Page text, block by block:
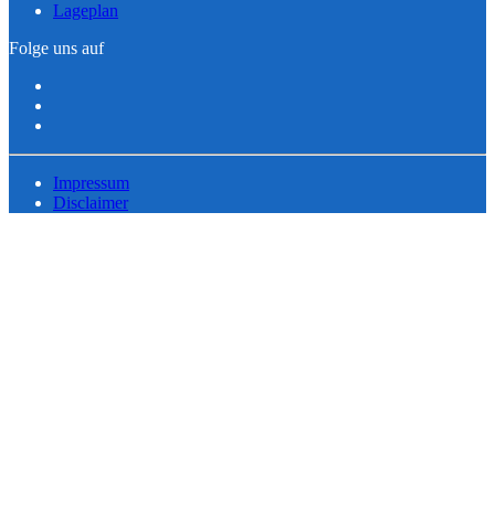
Lageplan
Folge uns auf
Impressum
Disclaimer